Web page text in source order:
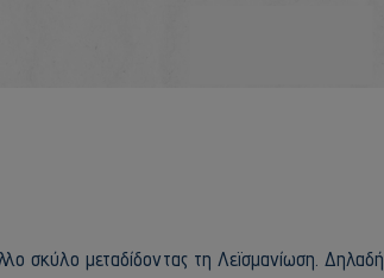
σκύλο μεταδίδοντας τη Λεϊσμανίωση. Δηλαδή